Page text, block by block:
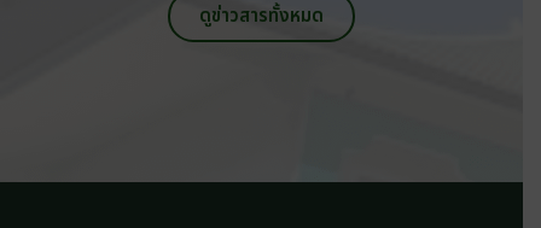
ดูข่าวสารทั้งหมด